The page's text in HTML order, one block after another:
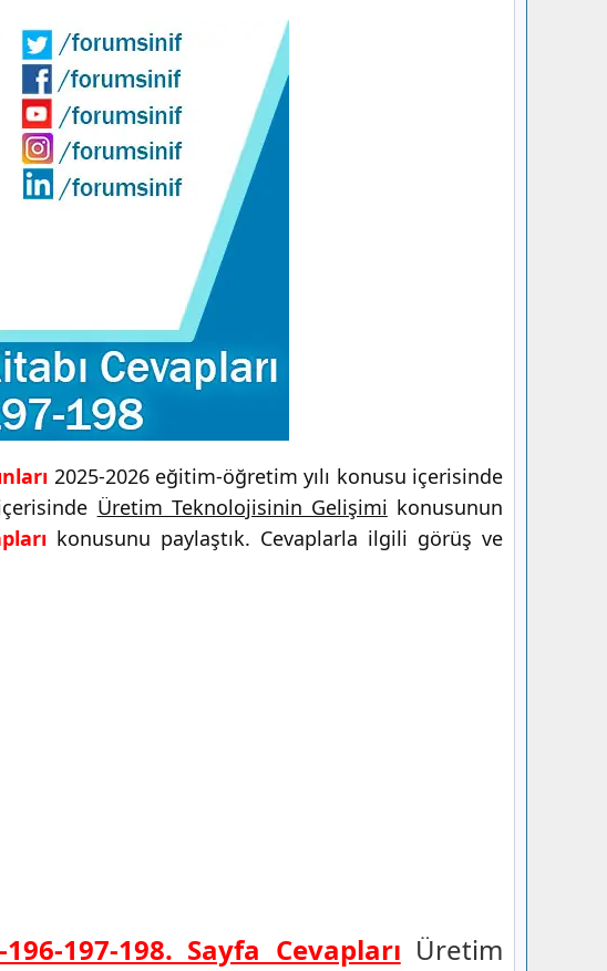
2025-2026 eğitim-öğretim yılı konusu içerisinde
Üretim Teknolojisinin Gelişimi konusunun
konusunu paylaştık. Cevaplarla ilgili görüş ve
197-198. Sayfa Cevapları Üretim